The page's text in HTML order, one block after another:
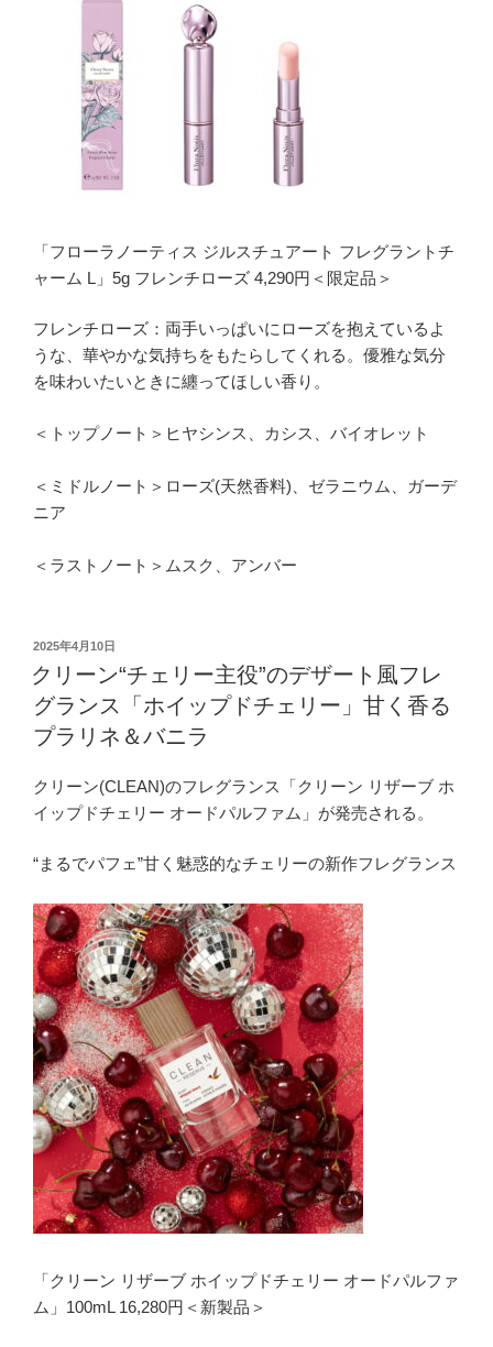
「フローラノーティス ジルスチュアート フレグラントチ
ャーム L」5g フレンチローズ 4,290円＜限定品＞
フレンチローズ：両手いっぱいにローズを抱えているよ
うな、華やかな気持ちをもたらしてくれる。優雅な気分
を味わいたいときに纏ってほしい香り。
＜トップノート＞ヒヤシンス、カシス、バイオレット
＜ミドルノート＞ローズ(天然香料)、ゼラニウム、ガーデ
ニア
＜ラストノート＞ムスク、アンバー
投
稿
日:
2025年4月10日
クリーン“チェリー主役”のデザート風フレ
グランス「ホイップドチェリー」甘く香る
プラリネ＆バニラ
クリーン(CLEAN)のフレグランス「クリーン リザーブ ホ
イップドチェリー オードパルファム」が発売される。
“まるでパフェ”甘く魅惑的なチェリーの新作フレグランス
「クリーン リザーブ ホイップドチェリー オードパルファ
ム」100mL 16,280円＜新製品＞